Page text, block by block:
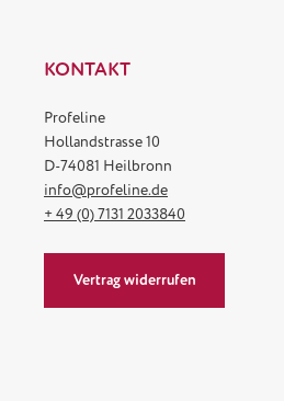
KONTAKT
Profeline
Hollandstrasse 10
D-74081 Heilbronn
info@profeline.de
+ 49 (0) 7131 2033840
Vertrag widerrufen